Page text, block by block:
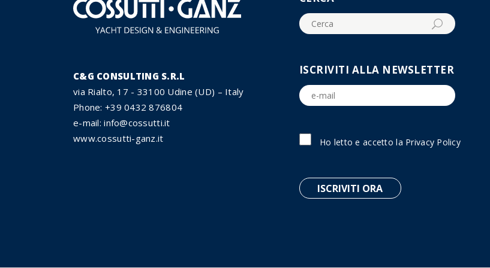
C&G CONSULTING S.R.L
via Rialto, 17 - 33100 Udine (UD) – Italy
Phone: +39 0432 876804
e-mail: info@cossutti.it
www.cossutti-ganz.it
ISCRIVITI ALLA NEWSLETTER
Ho letto e accetto la Privacy Policy